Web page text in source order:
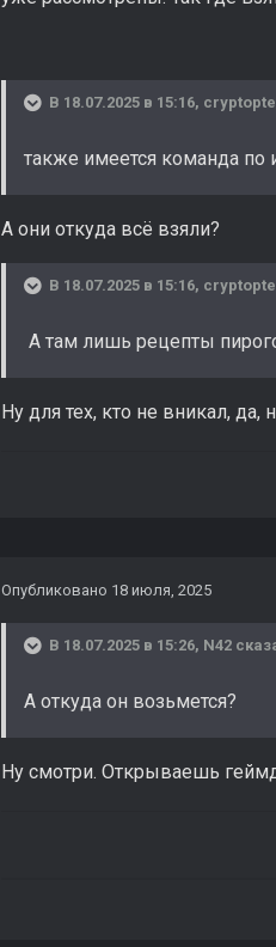
В 18.07.2025 в 15:16,
также имеется команда по
А они откуда всё взяли?
В 18.07.2025 в 15:16,
А там лишь рецепты
Ну для тех, кто не вникал, да,
Опубликовано 18 июля, 2025
В 18.07.2025 в 15:26, N42
А откуда он возьмется?
Ну смотри. Открываешь